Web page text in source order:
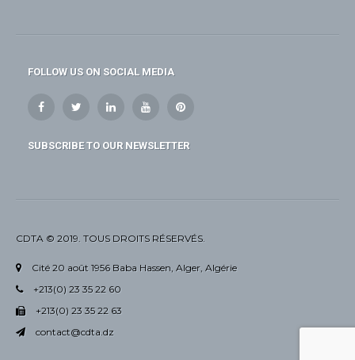
FOLLOW US ON SOCIAL MEDIA
SUBSCRIBE TO OUR NEWSLETTER
CDTA © 2019. TOUS DROITS RÉSERVÉS.
Cité 20 août 1956 Baba Hassen, Alger, Algérie
+213(0) 23 35 22 60
+213(0) 23 35 22 63
contact@cdta.dz